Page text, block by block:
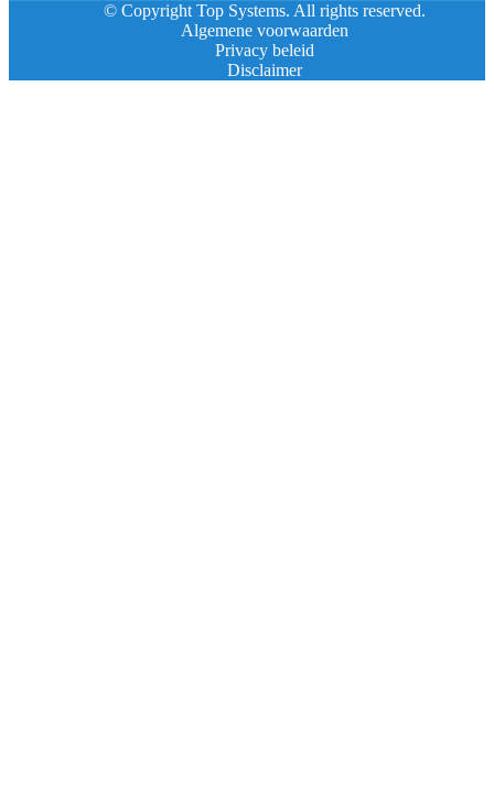
© Copyright Top Systems. All rights reserved.
Algemene voorwaarden
Privacy beleid
Disclaimer